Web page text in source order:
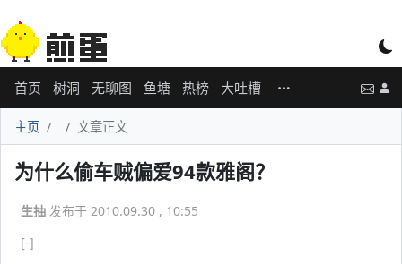
首页 树洞 无聊图 鱼塘 热榜 大吐槽
主页 文章正文
为什么偷车贼偏爱94款雅阁？
生抽 发布于 2010.09.30 , 10:55
[-]